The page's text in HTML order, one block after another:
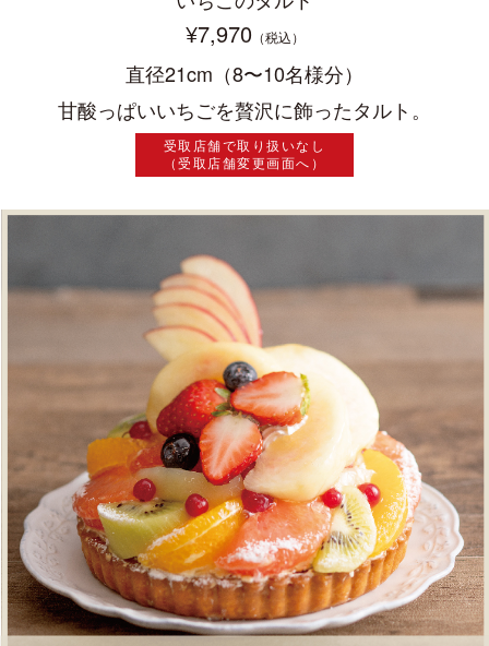
¥7,970 （税込）
直径21cm（8〜10名様分）
甘酸っぱいいちごを贅沢に飾ったタルト。
受取店舗で取り扱いなし
（受取店舗変更画面へ）